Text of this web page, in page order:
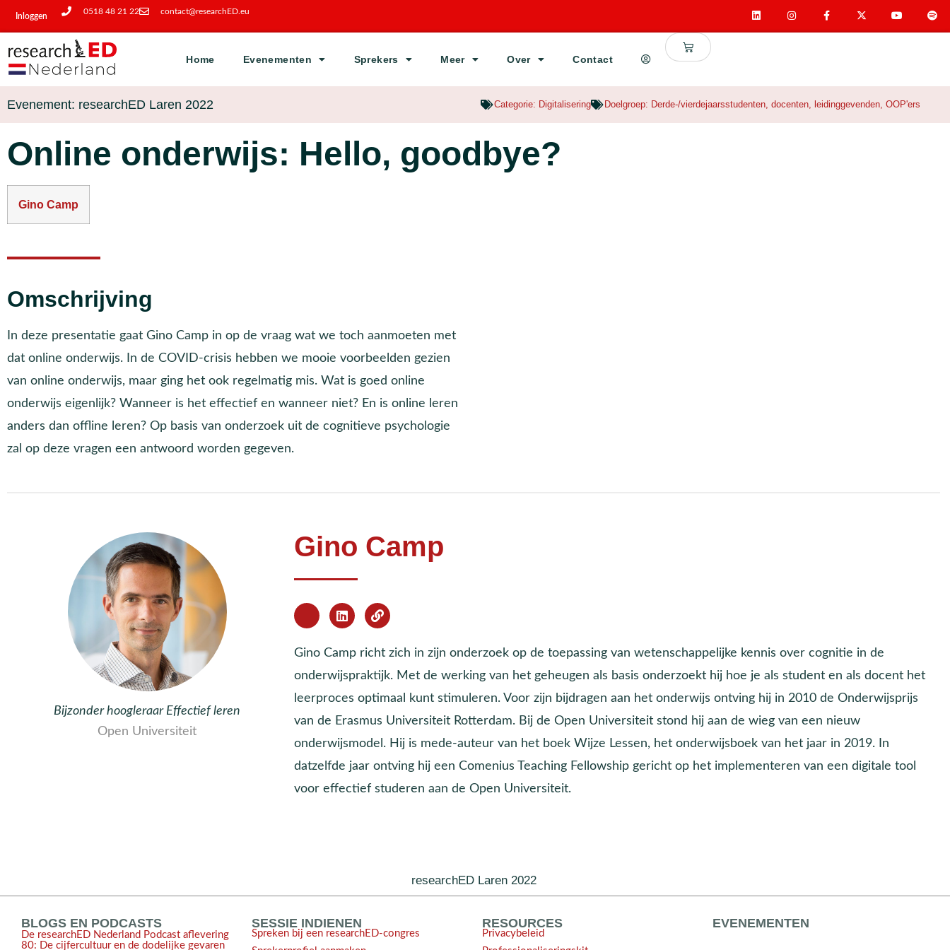
Inloggen
0518 48 21 22 contact@researchED.eu
Home Evenementen Sprekers Meer Over Contact
Evenement: researchED Laren 2022 Categorie: Digitalisering Doelgroep: Derde-/vierdejaarsstudenten, docenten, leidinggevenden, OOP'ers
Online onderwijs: Hello, goodbye?
Gino Camp
Omschrijving
In deze presentatie gaat Gino Camp in op de vraag wat we toch aanmoeten met
dat online onderwijs. In de COVID-crisis hebben we mooie voorbeelden gezien
van online onderwijs, maar ging het ook regelmatig mis. Wat is goed online
onderwijs eigenlijk? Wanneer is het effectief en wanneer niet? En is online leren
anders dan offline leren? Op basis van onderzoek uit de cognitieve psychologie
zal op deze vragen een antwoord worden gegeven.
Bijzonder hoogleraar Effectief leren
Open Universiteit
Gino Camp
Gino Camp richt zich in zijn onderzoek op de toepassing van wetenschappelijke kennis over cognitie in de
onderwijspraktijk. Met de werking van het geheugen als basis onderzoekt hij hoe je als student en als docent het
leerproces optimaal kunt stimuleren. Voor zijn bijdragen aan het onderwijs ontving hij in 2010 de Onderwijsprijs
van de Erasmus Universiteit Rotterdam. Bij de Open Universiteit stond hij aan de wieg van een nieuw
onderwijsmodel. Hij is mede-auteur van het boek Wijze Lessen, het onderwijsboek van het jaar in 2019. In
datzelfde jaar ontving hij een Comenius Teaching Fellowship gericht op het implementeren van een digitale tool
voor effectief studeren aan de Open Universiteit.
researchED Laren 2022
BLOGS EN PODCASTS
De researchED Nederland Podcast aflevering
80: De cijfercultuur en de dodelijke gevaren
SESSIE INDIENEN
Spreken bij een researchED-congres
RESOURCES
Privacybeleid
EVENEMENTEN